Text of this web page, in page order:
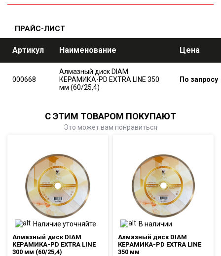
ПРАЙС-ЛИСТ
Артикул Наименование Цена
000668
Алмазный диск DIAM
КЕРАМИКА-PD EXTRA LINE 350
мм (60/25,4)
По запросу
С ЭТИМ ТОВАРОМ ПОКУПАЮТ
Это может вам понравиться
Наличие уточняйте
Алмазный диск DIAM
КЕРАМИКА-PD EXTRA LINE
300 мм (60/25,4)
В наличии
Алмазный диск DIAM
КЕРАМИКА-PD EXTRA LINE
350 мм